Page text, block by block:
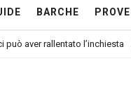
BARCHE PROVE
può aver rallentato l’inchiesta